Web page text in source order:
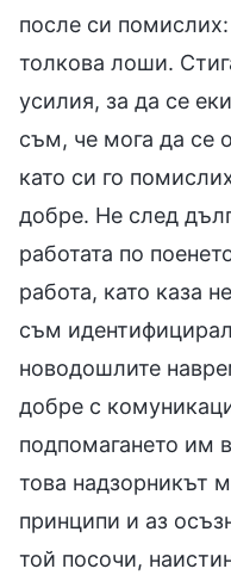
после си
толкова лоши.
усилия, за да се
съм, че мога да се
като си го
добре. Не след
работата по
работа, като каза
съм
новодошлите
добре с
подпомагането им
това надзорникът
принципи и аз
той посочи,